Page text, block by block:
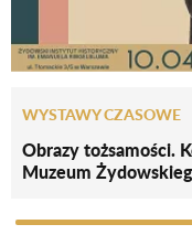
WYSTAWY CZASOWE
Obrazy tożsamości.
Muzeum